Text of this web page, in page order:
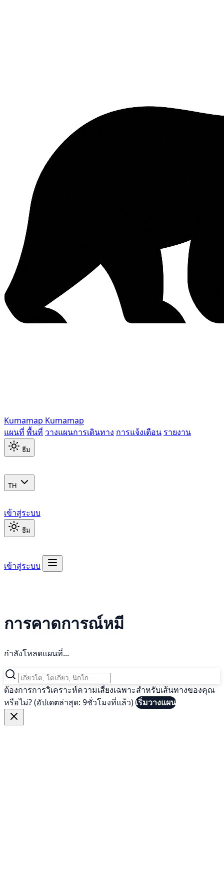
Kumamap Kumamap
แผนที่ พื้นที่ วางแผนการเดินทาง การแจ้งเตือน รายงาน
ธีม
TH
เข้าสู่ระบบ
ธีม
เข้าสู่ระบบ
การคาดการณ์หมี
กำลังโหลดแผนที่...
ต้องการการวิเคราะห์ความเสี่ยงเฉพาะสำหรับเส้นทางของคุณ
หรือไม่? (อัปเดตล่าสุด: 9ชั่วโมงที่แล้ว)เริ่มวางแผน